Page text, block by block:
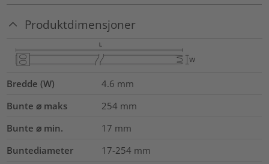
Produktdimensjoner
Bredde (W) 4.6 mm
Bunte ⌀ maks
254 mm
Bunte ⌀ min.
17 mm
Buntediameter
17-254 mm